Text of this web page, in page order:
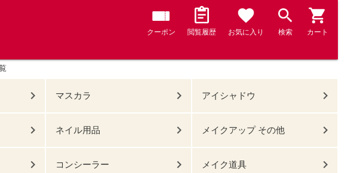
クーポン 閲覧履歴 お気に入り 検索 カート
マスカラ アイシャドウ
ネイル用品 メイクアップ その他
コンシーラー メイク道具